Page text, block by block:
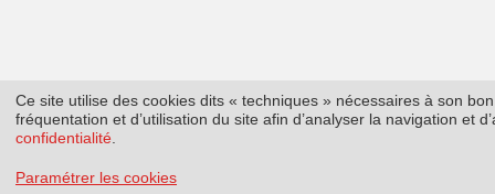
Ce site utilise des cookies dits « techniques » nécessaires à son
fréquentation et d’utilisation du site afin d’analyser la navigation et
confidentialité
Paramétrer les cookies